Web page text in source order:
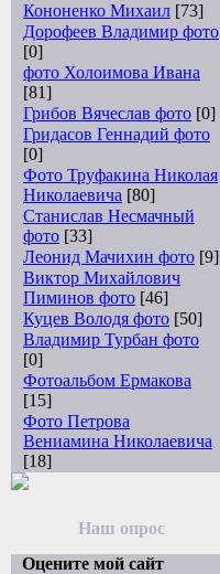
Кононенко Михаил [73]
Дорофеев Владимир фото
[0]
фото Холоимова Ивана
[81]
Грибов Вячеслав фото [0]
Гридасов Геннадий фото
[0]
Фото Труфакина Николая
Николаевича [80]
Станислав Несмачный
фото [33]
Леонид Мачихин фото [9]
Виктор Михайлович
Пиминов фото [46]
Куцев Володя фото [50]
Владимир Турбан фото
[0]
Фотоальбом Ермакова
[15]
Фото Петрова
Вениамина Николаевича
[18]
Наш опрос
Оцените мой сайт